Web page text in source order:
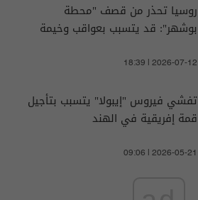
روسيا تحذر من قصف "محطة
بوشهر": قد يتسبب بعواقب وخيمة
18:39 | 2026-07-12
تفشي فيروس "إيبولا" يتسبب بتأجيل
قمة إفريقية في الهند
09:06 | 2026-05-21